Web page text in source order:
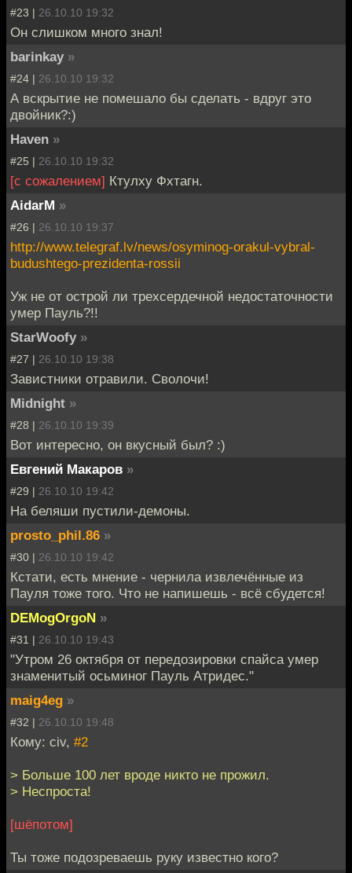
#23 | 26.10.10 19:32
Он слишком много знал!
barinkay »
#24 | 26.10.10 19:32
А вскрытие не помешало бы сделать - вдруг это
двойник?:)
Haven »
#25 | 26.10.10 19:32
[c сожалением] Ктулху Фхтагн.
AidarM »
#26 | 26.10.10 19:37
http://www.telegraf.lv/news/osyminog-orakul-vybral-
budushtego-prezidenta-rossii
Уж не от острой ли трехсердечной недостаточности
умер Пауль?!!
StarWoofy »
#27 | 26.10.10 19:38
Завистники отравили. Сволочи!
Midnight »
#28 | 26.10.10 19:39
Вот интересно, он вкусный был? :)
Евгений Макаров »
#29 | 26.10.10 19:42
На беляши пустили-демоны.
prosto_phil.86 »
#30 | 26.10.10 19:42
Кстати, есть мнение - чернила извлечённые из
Пауля тоже того. Что не напишешь - всё сбудется!
DEMogOrgoN »
#31 | 26.10.10 19:43
"Утром 26 октября от передозировки спайса умер
знаменитый осьминог Пауль Атридес."
maig4eg »
#32 | 26.10.10 19:48
Кому: civ, #2
> Больше 100 лет вроде никто не прожил.
> Неспроста!
[шёпотом]
Ты тоже подозреваешь руку известно кого?